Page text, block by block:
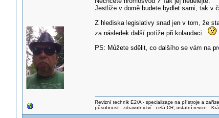
Jestliže v domě budete bydlet sami, tak v
Z hlediska legislativy snad jen v tom, že
za následek další potíže při kolaudaci.
PS: Můžete sdělit, co dalšího se vám na
Revizní technik E2/A - specializace na přístroje a
působnost : zdravotnictví - celá ČR, ostatní revize -